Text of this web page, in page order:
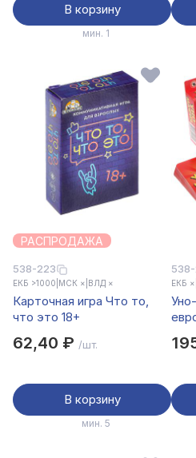
В корзину
мин. 1
РАСПРОДАЖА
538-223
ЕКБ >1000 МСК × ВЛД ×
Карточная игра Что то,
что это 18+
62,40 ₽ /шт.
В корзину
мин. 5
ЕКБ ×